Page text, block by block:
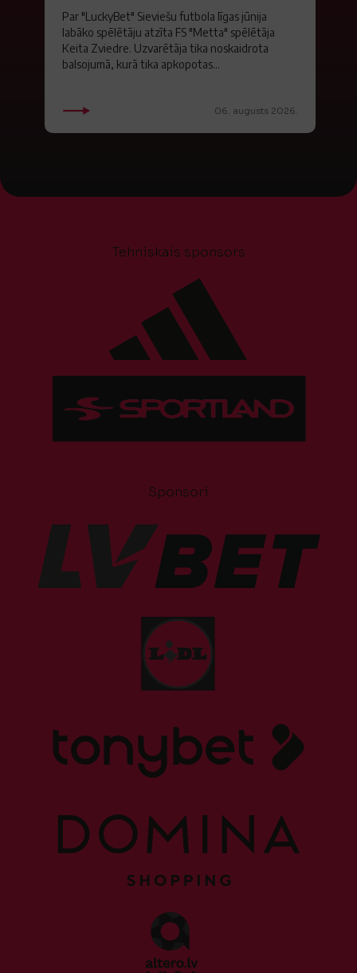
Par "LuckyBet" Sieviešu futbola līgas jūnija
labāko spēlētāju atzīta FS "Metta" spēlētāja
Keita Zviedre. Uzvarētāja tika noskaidrota
balsojumā, kurā tika apkopotas...
06. augusts 2026.
Tehniskais sponsors
Sponsori